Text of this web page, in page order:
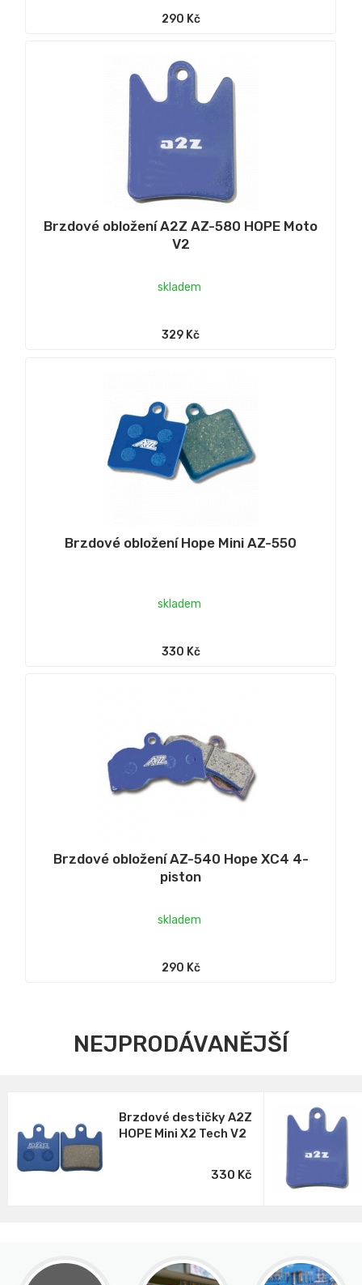
290 Kč
Brzdové obložení A2Z AZ-580 HOPE Moto
V2
skladem
329 Kč
Brzdové obložení Hope Mini AZ-550
skladem
330 Kč
Brzdové obložení AZ-540 Hope XC4 4-
piston
skladem
290 Kč
NEJPRODÁVANĚJŠÍ
Brzdové destičky A2Z
HOPE Mini X2 Tech V2
330 Kč